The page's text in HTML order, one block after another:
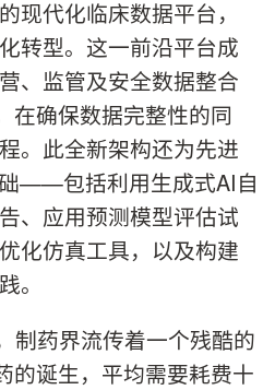
现代化临床数据平台，
转型。这一前沿平台成
、监管及安全数据整合
在确保数据完整性的同
。此全新架构还为先进
——包括利用生成式AI自
、应用预测模型评估试
化仿真工具，以及构建
。
制药界流传着一个残酷的
的诞生，平均需要耗费十